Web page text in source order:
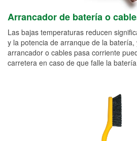
Arrancador de batería o
Las bajas temperaturas reducen
y la potencia de arranque de la
arrancador o cables pasa corriente
carretera en caso de que falle la